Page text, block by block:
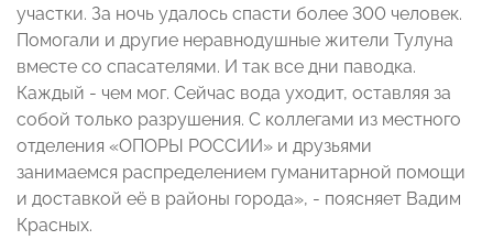
участки. За ночь удалось спасти более 300 человек.
Помогали и другие неравнодушные жители Тулуна
вместе со спасателями. И так все дни паводка.
Каждый - чем мог. Сейчас вода уходит, оставляя за
собой только разрушения. С коллегами из местного
отделения «ОПОРЫ РОССИИ» и друзьями
занимаемся распределением гуманитарной помощи
и доставкой её в районы города», - поясняет Вадим
Красных.